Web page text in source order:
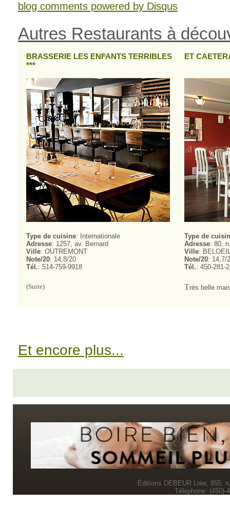
blog comments powered by Disqus
Autres Restaurants à
BRASSERIE LES ENFANTS TERRIBLES
***
ET
Type de cuisine: Internationale
Adresse: 1257, av. Bernard
Ville: OUTREMONT
Note/20: 14,8/20
Tél.: 514-759-9918
(Suite)
Type de
Adresse: 80,
Ville:
Note/20: 14,7/
Tél.: 450-281-
Très belle
Et encore plus...
Éditions DEBEUR Ltée, 855,
Téléphone: (450)-